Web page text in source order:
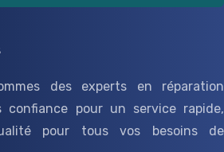
des experts en réparation
confiance pour un service rapide,
pour tous vos besoins de